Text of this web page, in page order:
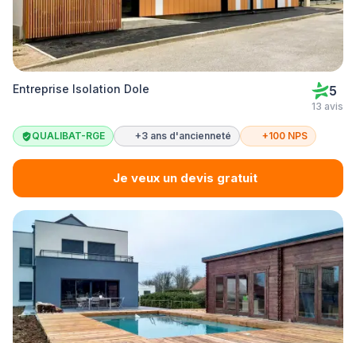
Entreprise Isolation Dole 5
13 avis
QUALIBAT-RGE +3 ans d'ancienneté +100 NPS
Je veux un devis gratuit